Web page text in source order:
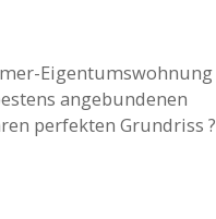
Eigentumswohnung
angebundenen
perfekten Grundriss ?